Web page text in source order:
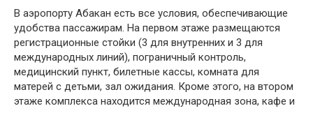
В аэропорту Абакан есть все условия, обеспечивающие
удобства пассажирам. На первом этаже размещаются
регистрационные стойки (3 для внутренних и 3 для
международных линий), пограничный контроль,
медицинский пункт, билетные кассы, комната для
матерей с детьми, зал ожидания. Кроме этого, на втором
этаже комплекса находится международная зона, кафе и